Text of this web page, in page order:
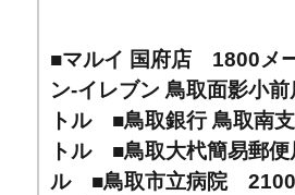
■マルイ 国府店 1800メ
ン-イレブン 鳥取面影小
トル ■鳥取銀行 鳥取南
トル ■鳥取大杙簡易郵
ル ■鳥取市立病院